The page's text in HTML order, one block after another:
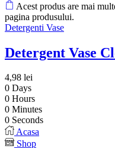
Acest produs are mai
pagina produsului.
Detergenti Vase
Detergent Vase
4,98 lei
0 Days
0 Hours
0 Minutes
0 Seconds
Acasa
Shop